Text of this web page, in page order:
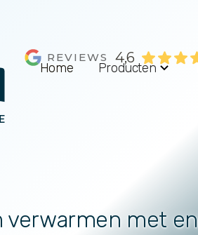
REVIEWS 4,6
Home Producten
verwarmen met